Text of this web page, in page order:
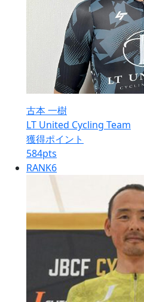
古本 一樹
LT United Cycling Team
獲得ポイント
584pts
RANK6